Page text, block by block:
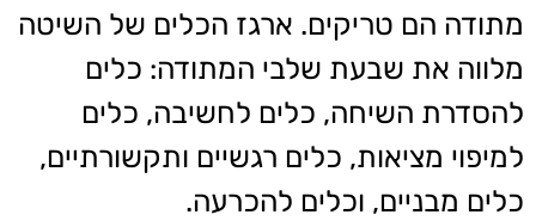
מתודה הם טריקים. ארגז הכלים של השיטה
מלווה את שבעת שלבי המתודה: כלים
להסדרת השיחה, כלים לחשיבה, כלים
למיפוי מציאות, כלים רגשיים ותקשורתיים,
כלים מבניים, וכלים להכרעה.